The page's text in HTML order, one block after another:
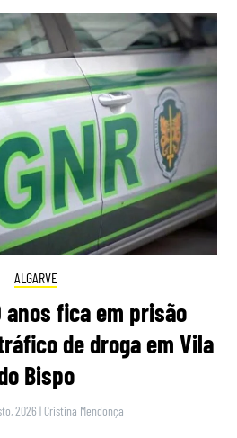
ALGARVE
anos fica em prisão
de droga em Vila
Bispo
2026 | Cristina Mendonça